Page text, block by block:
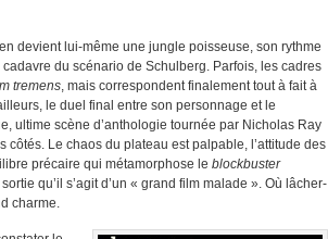
devient lui-même une jungle poisseuse, son rythme
du scénario de Schulberg. Parfois, les cadres
tremens, mais correspondent finalement tout à fait à
le duel final entre son personnage et le
ultime scène d’anthologie tournée par Nicholas Ray
côtés. Le chaos du plateau est palpable, l’attitude des
précaire qui métamorphose le blockbuster
qu’il s’agit d’un « grand film malade ». Où lâcher-
charme.